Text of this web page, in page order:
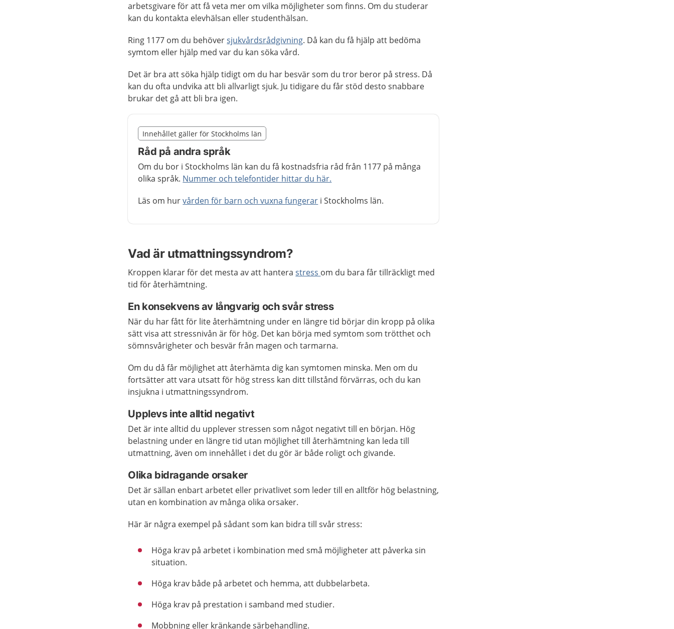
arbetsgivare för att få veta mer om vilka möjligheter som finns. Om du studerar
kan du kontakta elevhälsan eller studenthälsan.
Ring 1177 om du behöversjukvårdsrådgivning. Då kan du få hjälp att bedöma
symtom eller hjälp med var du kan söka vård.
Det är bra att söka hjälp tidigt om du har besvär som du tror beror på stress. Då
kan du ofta undvika att bli allvarligt sjuk. Ju tidigare du får stöd desto snabbare
brukar det gå att bli bra igen.
Nedan innehåll gäller region Stockholms län
Innehållet gäller för Stockholms län
Råd på andra språk
Om du bor i Stockholms län kan du få kostnadsfria råd från 1177 på många
olika språk. Nummer och telefontider hittar du här.
Läs om hurvården för barn och vuxna fungerar i Stockholms län.
Slut på det regionala tillägget från region Stockholms län
Vad är utmattningssyndrom?
Kroppen klarar för det mesta av att hanterastress om du bara får tillräckligt med
tid för återhämtning.
En konsekvens av långvarig och svår stress
När du har fått för lite återhämtning under en längre tid börjar din kropp på olika
sätt visa att stressnivån är för hög. Det kan börja med symtom som trötthet och
sömnsvårigheter och besvär från magen och tarmarna.
Om du då får möjlighet att återhämta dig kan symtomen minska. Men om du
fortsätter att vara utsatt för hög stress kan ditt tillstånd förvärras, och du kan
insjukna i utmattningssyndrom.
Upplevs inte alltid negativt
Det är inte alltid du upplever stressen som något negativt till en början. Hög
belastning under en längre tid utan möjlighet till återhämtning kan leda till
utmattning, även om innehållet i det du gör är både roligt och givande.
Olika bidragande orsaker
Det är sällan enbart arbetet eller privatlivet som leder till en alltför hög belastning,
utan en kombination av många olika orsaker.
Här är några exempel på sådant som kan bidra till svår stress:
Höga krav på arbetet i kombination med små möjligheter att påverka sin
situation.
Höga krav både på arbetet och hemma, att dubbelarbeta.
Höga krav på prestation i samband med studier.
Mobbning eller kränkande särbehandling.